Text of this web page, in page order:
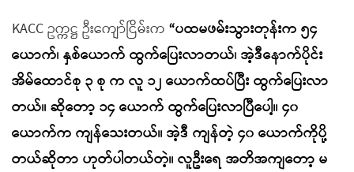
KACC ဥက္ကဋ္ဌ ဦးကျော်ငြိမ်းက “ပထမဖမ်းသွားတုန်းက ၅၄
ယောက်၊ နှစ်ယောက် ထွက်ပြေးလာတယ်၊ အဲ့ဒီနောက်ပိုင်း
အိမ်ထောင်စု ၃ စု က လူ ၁၂ ယောက်ထပ်ပြီး ထွက်ပြေးလာ
တယ်။ ဆိုတော့ ၁၄ ယောက် ထွက်ပြေးလာပြီပေါ့။ ၄၀
ယောက်က ကျန်သေးတယ်။ အဲ့ဒီ ကျန်တဲ့ ၄၀ ယောက်ကိုပို့
တယ်ဆိုတာ ဟုတ်ပါတယ်တဲ့။ လူဦးရေ အတိအကျတော့ မ